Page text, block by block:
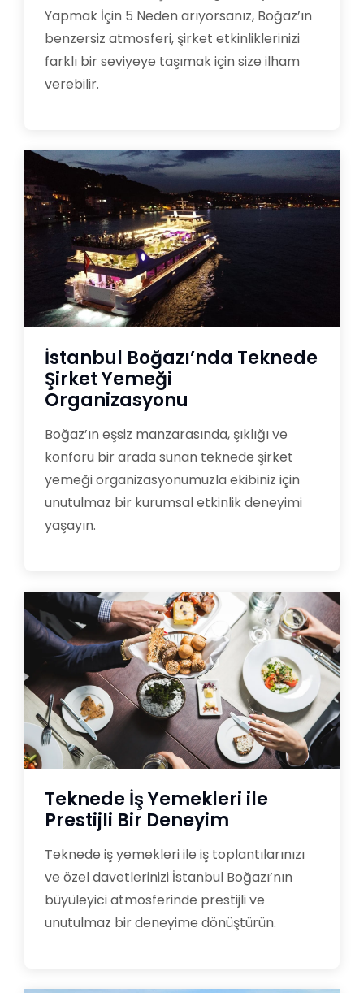
Yapmak İçin 5 Neden arıyorsanız, Boğaz’ın
benzersiz atmosferi, şirket etkinliklerinizi
farklı bir seviyeye taşımak için size ilham
verebilir.
İstanbul Boğazı’nda Teknede
Şirket Yemeği
Organizasyonu
Boğaz’ın eşsiz manzarasında, şıklığı ve
konforu bir arada sunan teknede şirket
yemeği organizasyonumuzla ekibiniz için
unutulmaz bir kurumsal etkinlik deneyimi
yaşayın.
Teknede İş Yemekleri ile
Prestijli Bir Deneyim
Teknede iş yemekleri ile iş toplantılarınızı
ve özel davetlerinizi İstanbul Boğazı’nın
büyüleyici atmosferinde prestijli ve
unutulmaz bir deneyime dönüştürün.